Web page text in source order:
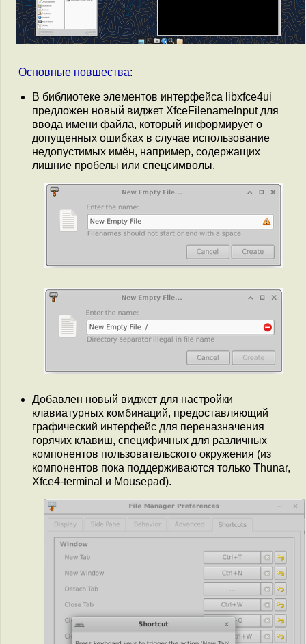
Основные новшества:
В библиотеке элементов интерфейса libxfce4ui
предложен новый виджет XfceFilenameInput для
ввода имени файла, который информирует о
допущенных ошибках в случае использование
недопустимых имён, например, содержащих
лишние пробелы или спецсимволы.
Добавлен новый виджет для настройки
клавиатурных комбинаций, предоставляющий
графический интерфейс для переназначения
горячих клавиш, специфичных для различных
компонентов пользовательского окружения (из
компонентов пока поддерживаются только Thunar,
Xfce4-terminal и Mousepad).